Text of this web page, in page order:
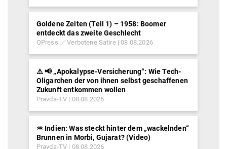
Goldene Zeiten (Teil 1) – 1958: Boomer
entdeckt das zweite Geschlecht
QPress ✅ Verbotene Satire 08.08.2026
⚠️ 📢 „Apokalypse-Versicherung“: Wie Tech-
Oligarchen der von ihnen selbst geschaffenen
Zukunft entkommen wollen
Pravda-TV 08.08.2026
♒︎ Indien: Was steckt hinter dem „wackelnden“
Brunnen in Morbi, Gujarat? (Video)
Pravda-TV 08.08.2026